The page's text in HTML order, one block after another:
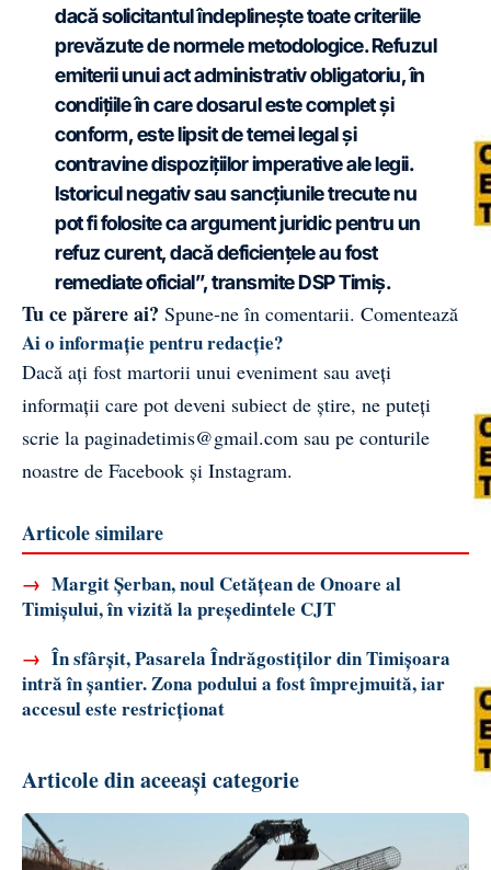
dacă solicitantul îndeplinește toate criteriile
prevăzute de normele metodologice. Refuzul
emiterii unui act administrativ obligatoriu, în
condițiile în care dosarul este complet și
conform, este lipsit de temei legal și
contravine dispozițiilor imperative ale legii.
Istoricul negativ sau sancțiunile trecute nu
pot fi folosite ca argument juridic pentru un
refuz curent, dacă deficiențele au fost
remediate oficial”, transmite DSP Timiș.
Tu ce părere ai? Spune-ne în comentarii. Comentează
Ai o informație pentru redacție?
Dacă ați fost martorii unui eveniment sau aveți
informații care pot deveni subiect de știre, ne puteți
scrie la paginadetimis@gmail.com sau pe conturile
noastre de Facebook și Instagram.
Articole similare
→ Margit Șerban, noul Cetățean de Onoare al
Timișului, în vizită la președintele CJT
→ În sfârșit, Pasarela Îndrăgostiților din Timișoara
intră în șantier. Zona podului a fost împrejmuită, iar
accesul este restricționat
Articole din aceeași categorie